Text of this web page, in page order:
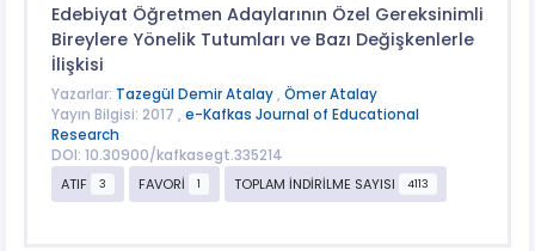
Edebiyat Öğretmen Adaylarının Özel Gereksinimli
Bireylere Yönelik Tutumları ve Bazı Değişkenlerle
İlişkisi
Yazarlar: Tazegül Demir Atalay, Ömer Atalay
Yayın Bilgisi: 2017 , e-Kafkas Journal of Educational
Research
DOI: 10.30900/kafkasegt.335214
ATIF
3 FAVORİ 1 TOPLAM İNDİRİLME SAYISI 4113